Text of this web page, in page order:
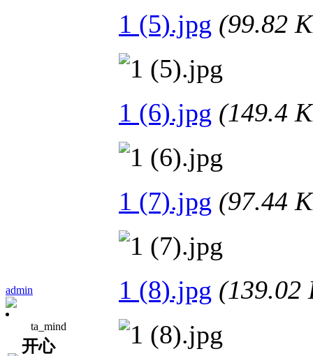
admin
ta_mind
开心
1 (5).jpg (99.82
1 (6).jpg (149.4
1 (7).jpg (97.44
1 (8).jpg (139.02